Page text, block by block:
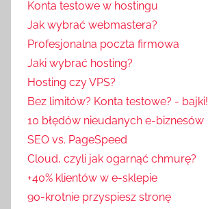
Konta testowe w hostingu
Jak wybrać webmastera?
Profesjonalna poczta firmowa
Jaki wybrać hosting?
Hosting czy VPS?
Bez limitów? Konta testowe? - bajki!
10 błędów nieudanych e-biznesów
SEO vs. PageSpeed
Cloud, czyli jak ogarnąć chmurę?
+40% klientów w e-sklepie
90-krotnie przyspiesz stronę